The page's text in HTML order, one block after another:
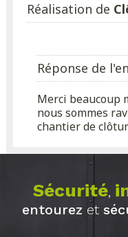
Réalisation de
Réponse de
Merci beaucoup
nous sommes
chantier de
Sécurité,
entourez et